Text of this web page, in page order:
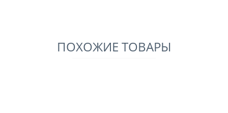
ПОХОЖИЕ ТОВАРЫ